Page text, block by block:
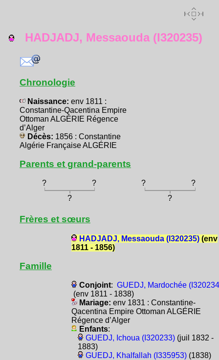
HADJADJ, Messaouda (I320235)
Chronologie
Naissance: env 1811 :
Constantine-Qacentina Empire
Ottoman ALGÉRIE Régence
d’Alger
Décès: 1856 : Constantine
Algérie Française ALGÉRIE
Parents et grand-parents
? ? ?
?
?
?
Frères et sœurs
HADJADJ, Messaouda (I320235)(env
1811 - 1856)
Famille
Conjoint: GUEDJ, Mardochée
(env 1811 - 1838)
Mariage: env 1831 : Constantine-
Qacentina Empire Ottoman ALGÉRIE
Régence d’Alger
Enfants:
GUEDJ, Ichoua (I320233)(juil 1832 -
1883)
GUEDJ, Khalfallah (I335953)(1838)